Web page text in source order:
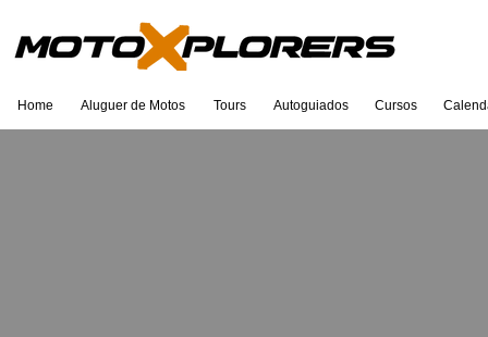
Home Aluguer de Motos Tours Autoguiados Cursos